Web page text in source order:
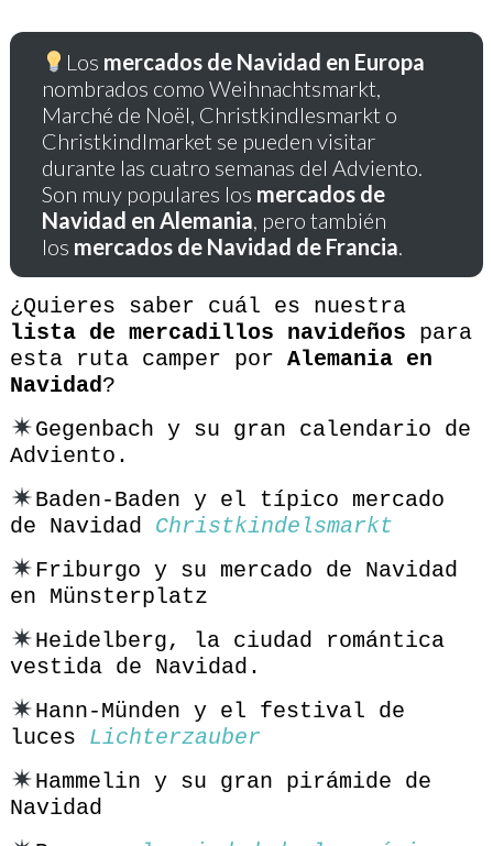
Los mercados de Navidad en Europa
nombrados como Weihnachtsmarkt,
Marché de Noël, Christkindlesmarkt o
Christkindlmarket se pueden visitar
durante las cuatro semanas del Adviento.
Son muy populares los mercados de
Navidad en Alemania, pero también
los mercados de Navidad de Francia.
¿Quieres saber cuál es nuestra
lista de mercadillos navideños para
esta ruta camper por Alemania en
Navidad?
Gegenbach y su gran calendario de
Adviento.
Baden-Baden y el típico mercado
de Navidad Christkindelsmarkt
Friburgo y su mercado de Navidad
en Münsterplatz
Heidelberg, la ciudad romántica
vestida de Navidad.
Hann-Münden y el festival de
luces Lichterzauber
Hammelin y su gran pirámide de
Navidad